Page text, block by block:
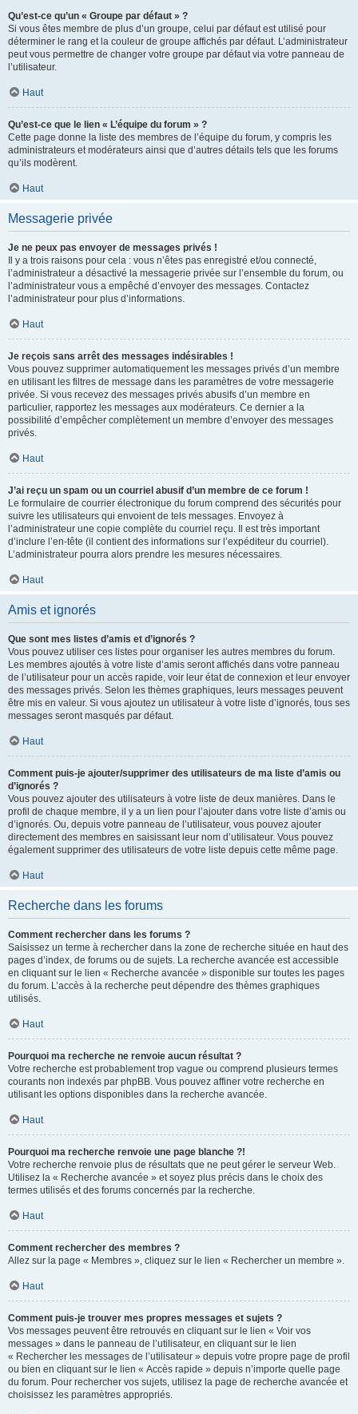
Qu’est-ce qu’un « Groupe par défaut » ?
Si vous êtes membre de plus d’un groupe, celui par défaut est utilisé pour
déterminer le rang et la couleur de groupe affichés par défaut. L’administrateur
peut vous permettre de changer votre groupe par défaut via votre panneau de
l’utilisateur.
Haut
Qu’est-ce que le lien « L’équipe du forum » ?
Cette page donne la liste des membres de l’équipe du forum, y compris les
administrateurs et modérateurs ainsi que d’autres détails tels que les forums
qu’ils modèrent.
Haut
Messagerie privée
Je ne peux pas envoyer de messages privés !
Il y a trois raisons pour cela : vous n’êtes pas enregistré et/ou connecté,
l’administrateur a désactivé la messagerie privée sur l’ensemble du forum, ou
l’administrateur vous a empêché d’envoyer des messages. Contactez
l’administrateur pour plus d’informations.
Haut
Je reçois sans arrêt des messages indésirables !
Vous pouvez supprimer automatiquement les messages privés d’un membre
en utilisant les filtres de message dans les paramètres de votre messagerie
privée. Si vous recevez des messages privés abusifs d’un membre en
particulier, rapportez les messages aux modérateurs. Ce dernier a la
possibilité d’empêcher complètement un membre d’envoyer des messages
privés.
Haut
J’ai reçu un spam ou un courriel abusif d’un membre de ce forum !
Le formulaire de courrier électronique du forum comprend des sécurités pour
suivre les utilisateurs qui envoient de tels messages. Envoyez à
l’administrateur une copie complète du courriel reçu. Il est très important
d’inclure l’en-tête (il contient des informations sur l’expéditeur du courriel).
L’administrateur pourra alors prendre les mesures nécessaires.
Haut
Amis et ignorés
Que sont mes listes d’amis et d’ignorés ?
Vous pouvez utiliser ces listes pour organiser les autres membres du forum.
Les membres ajoutés à votre liste d’amis seront affichés dans votre panneau
de l’utilisateur pour un accès rapide, voir leur état de connexion et leur envoyer
des messages privés. Selon les thèmes graphiques, leurs messages peuvent
être mis en valeur. Si vous ajoutez un utilisateur à votre liste d’ignorés, tous ses
messages seront masqués par défaut.
Haut
Comment puis-je ajouter/supprimer des utilisateurs de ma liste d’amis ou
d’ignorés ?
Vous pouvez ajouter des utilisateurs à votre liste de deux manières. Dans le
profil de chaque membre, il y a un lien pour l’ajouter dans votre liste d’amis ou
d’ignorés. Ou, depuis votre panneau de l’utilisateur, vous pouvez ajouter
directement des membres en saisissant leur nom d’utilisateur. Vous pouvez
également supprimer des utilisateurs de votre liste depuis cette même page.
Haut
Recherche dans les forums
Comment rechercher dans les forums ?
Saisissez un terme à rechercher dans la zone de recherche située en haut des
pages d’index, de forums ou de sujets. La recherche avancée est accessible
en cliquant sur le lien « Recherche avancée » disponible sur toutes les pages
du forum. L’accès à la recherche peut dépendre des thèmes graphiques
utilisés.
Haut
Pourquoi ma recherche ne renvoie aucun résultat ?
Votre recherche est probablement trop vague ou comprend plusieurs termes
courants non indexés par phpBB. Vous pouvez affiner votre recherche en
utilisant les options disponibles dans la recherche avancée.
Haut
Pourquoi ma recherche renvoie une page blanche ?!
Votre recherche renvoie plus de résultats que ne peut gérer le serveur Web.
Utilisez la « Recherche avancée » et soyez plus précis dans le choix des
termes utilisés et des forums concernés par la recherche.
Haut
Comment rechercher des membres ?
Allez sur la page « Membres », cliquez sur le lien « Rechercher un membre ».
Haut
Comment puis-je trouver mes propres messages et sujets ?
Vos messages peuvent être retrouvés en cliquant sur le lien « Voir vos
messages » dans le panneau de l’utilisateur, en cliquant sur le lien
« Rechercher les messages de l’utilisateur » depuis votre propre page de profil
ou bien en cliquant sur le lien « Accès rapide » depuis n’importe quelle page
du forum. Pour rechercher vos sujets, utilisez la page de recherche avancée et
choisissez les paramètres appropriés.